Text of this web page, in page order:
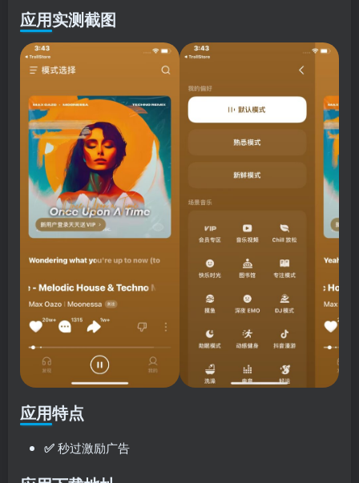
应用实测截图
应用特点
✅秒过激励广告